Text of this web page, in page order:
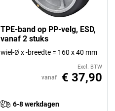
TPE-band op PP-velg, ESD,
vanaf 2 stuks
wiel-Ø x -breedte = 160 x 40 mm
Excl. BTW
vanaf € 37,90
6-8 werkdagen